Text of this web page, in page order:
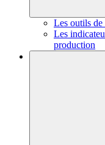
Les outils de
Les
production